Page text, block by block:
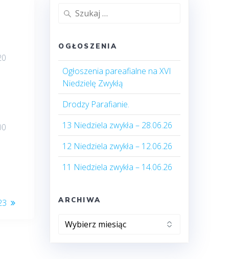
Szukaj:
OGŁOSZENIA
Ogłoszenia pareafialne na XVI
Niedzielę Zwykłą
Drodzy Parafianie.
13 Niedziela zwykła – 28.06.26
12 Niedziela zwykła – 12.06.26
11 Niedziela zwykła – 14.06.26
ARCHIWA
Archiwa